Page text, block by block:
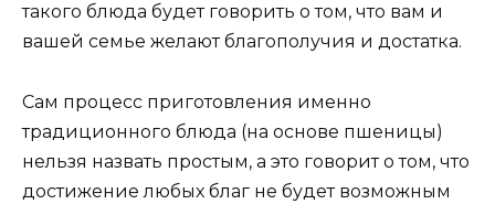
такого блюда будет говорить о том, что вам и
вашей семье желают благополучия и достатка.
Сам процесс приготовления именно
традиционного блюда (на основе пшеницы)
нельзя назвать простым, а это говорит о том, что
достижение любых благ не будет возможным